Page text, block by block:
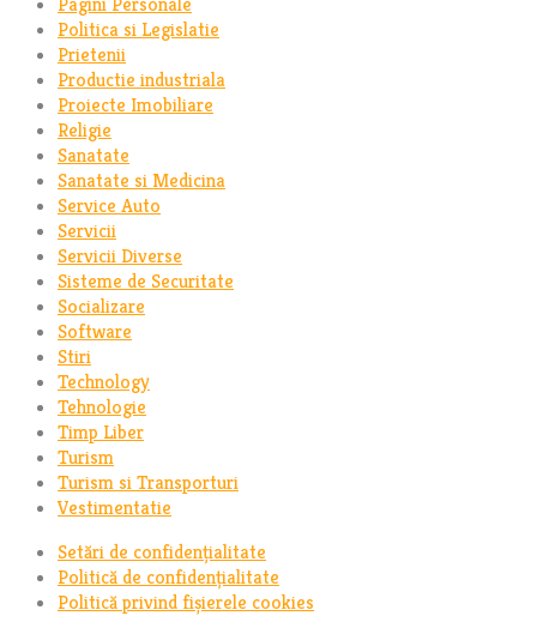
Politica si Legislatie
Prietenii
Productie industriala
Proiecte Imobiliare
Religie
Sanatate
Sanatate si Medicina
Service Auto
Servicii
Servicii Diverse
Sisteme de Securitate
Socializare
Software
Stiri
Technology
Tehnologie
Timp Liber
Turism
Turism si Transporturi
Vestimentatie
Setări de confidențialitate
Politică de confidențialitate
Politică privind fișierele cookies